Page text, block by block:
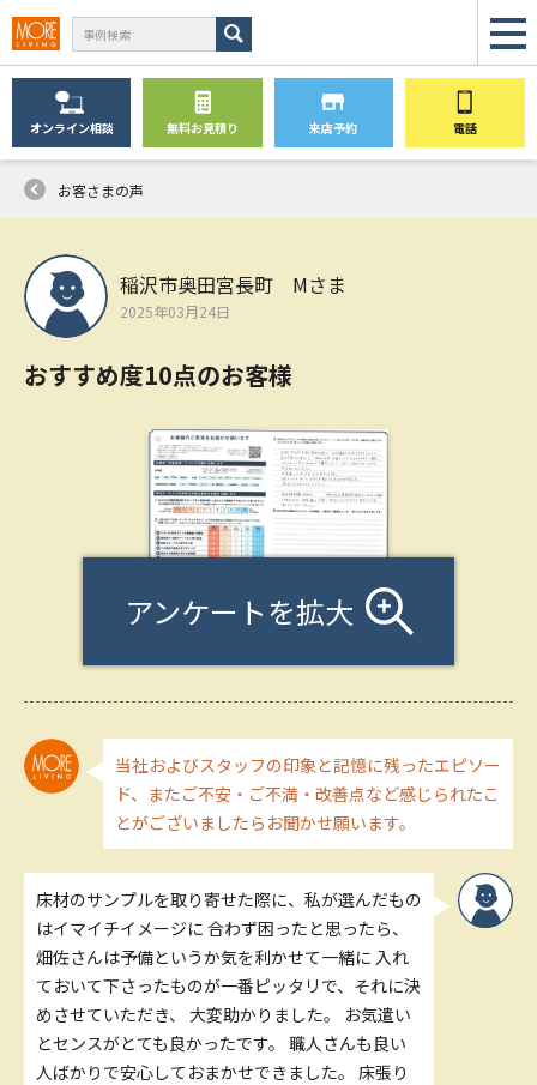
オンライン相談 無料お見積り 来店予約 電話
お客さまの声
稲沢市奥田宮長町 Mさま
2025年03月24日
おすすめ度10点のお客様
アンケートを拡大
当社およびスタッフの印象と記憶に残ったエピソー
ド、またご不安・ご不満・改善点など感じられたこ
とがございましたらお聞かせ願います。
床材のサンプルを取り寄せた際に、私が選んだもの
はイマイチイメージに 合わず困ったと思ったら、
畑佐さんは予備というか気を利かせて一緒に 入れ
ておいて下さったものが一番ピッタリで、それに決
めさせていただき、 大変助かりました。 お気遣い
とセンスがとても良かったです。 職人さんも良い
人ばかりで安心しておまかせできました。 床張り